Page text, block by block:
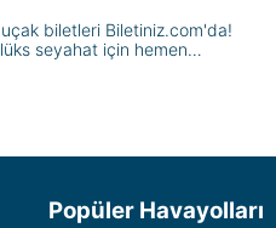
uçak biletleri Biletiniz.com'da!
seyahat için hemen
Popüler Havayolları